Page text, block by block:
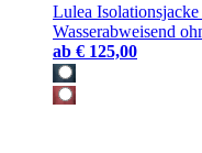
Lulea
Wasserabweisend
ab € 125,00